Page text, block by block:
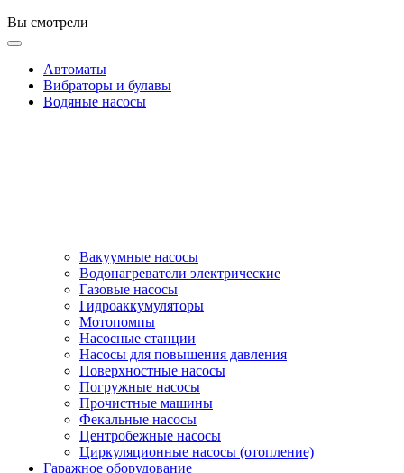
Вы смотрели
Автоматы
Вибраторы и булавы
Водяные насосы
Вакуумные насосы
Водонагреватели электрические
Газовые насосы
Гидроаккумуляторы
Мотопомпы
Насосные станции
Насосы для повышения давления
Поверхностные насосы
Погружные насосы
Прочистные машины
Фекальные насосы
Центробежные насосы
Циркуляционные насосы (отопление)
Гаражное оборудование